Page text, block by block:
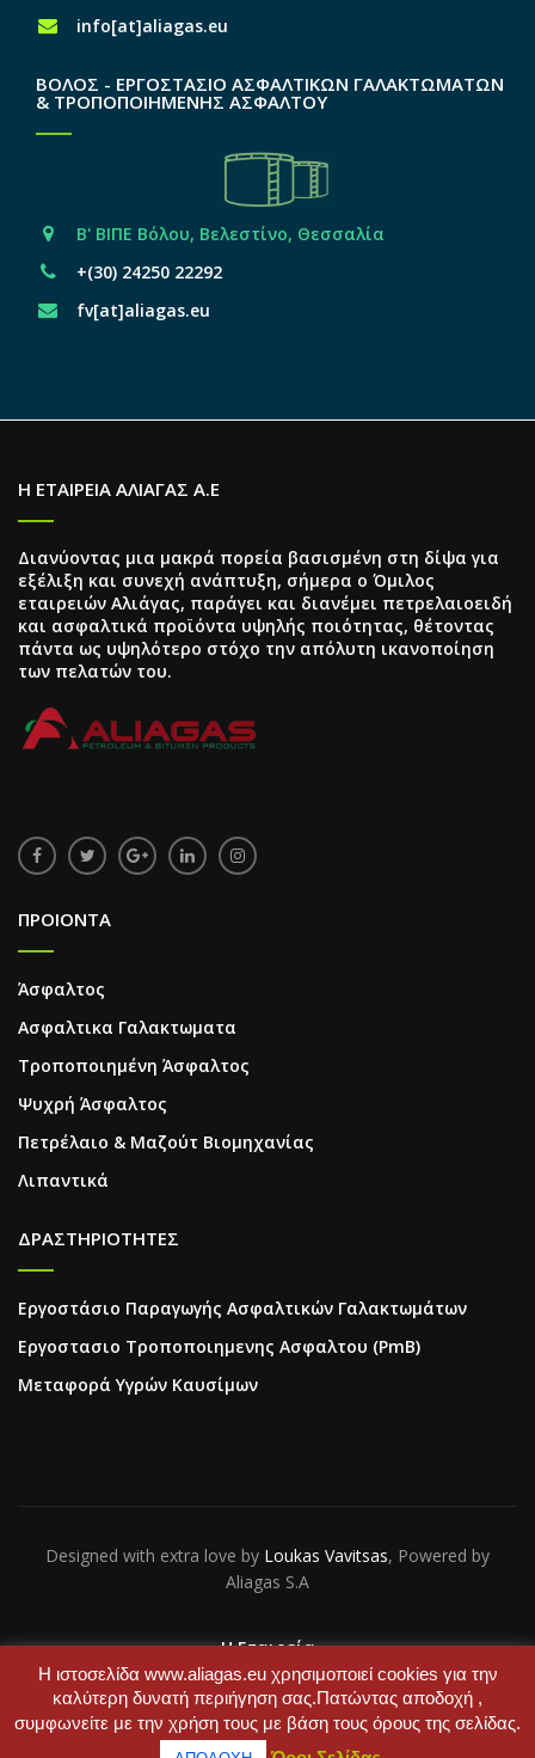
info[at]aliagas.eu
ΒΟΛΟΣ - ΕΡΓΟΣΤΑΣΙΟ ΑΣΦΑΛΤΙΚΩΝ ΓΑΛΑΚΤΩΜΑΤΩΝ
& ΤΡΟΠΟΠΟΙΗΜΕΝΗΣ ΑΣΦΑΛΤΟΥ
Β' ΒΙΠΕ Βόλου, Βελεστίνο, Θεσσαλία
+(30) 24250 22292
fv[at]aliagas.eu
Η ΕΤΑΙΡΕΙΑ ΑΛΙΑΓΑΣ Α.Ε
Διανύοντας μια μακρά πορεία βασισμένη στη δίψα για
εξέλιξη και συνεχή ανάπτυξη, σήμερα ο Όμιλος
εταιρειών Αλιάγας, παράγει και διανέμει πετρελαιοειδή
και ασφαλτικά προϊόντα υψηλής ποιότητας, θέτοντας
πάντα ως υψηλότερο στόχο την απόλυτη ικανοποίηση
των πελατών του.
ΠΡΟΙΟΝΤΑ
Άσφαλτος
Ασφαλτικα Γαλακτωματα
Τροποποιημένη Άσφαλτος
Ψυχρή Άσφαλτος
Πετρέλαιο & Μαζούτ Βιομηχανίας
Λιπαντικά
ΔΡΑΣΤΗΡΙΟΤΗΤΕΣ
Εργοστάσιο Παραγωγής Ασφαλτικών Γαλακτωμάτων
Εργοστασιο Τροποποιημενης Ασφαλτου (PmB)
Μεταφορά Υγρών Καυσίμων
Designed with extra love by Loukas Vavitsas, Powered by
Aliagas S.A
Η Εταιρεία
Επικοινωνία
Η ιστοσελίδα www.aliagas.eu χρησιμοποιεί cookies για την
καλύτερη δυνατή περιήγηση σας.Πατώντας αποδοχή ,
συμφωνείτε με την χρήση τους με βάση τους όρους της σελίδας.